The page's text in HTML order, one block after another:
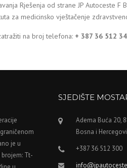
Rješenja od strane JP Autoceste
za medicinsko vještačenje
na broj telefona: + 387 36 512
je u
brojem: Tt-
SJEDIŠTE
Adema Buća 20,
Bosna i
+387 36 512 300